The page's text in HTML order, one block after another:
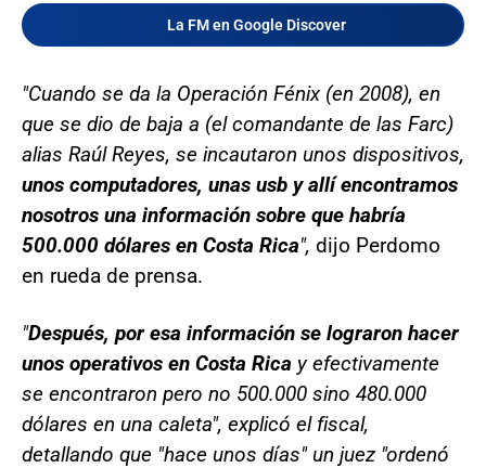
La FM en Google Discover
"Cuando se da la Operación Fénix (en 2008), en
que se dio de baja a (el comandante de las Farc)
alias Raúl Reyes, se incautaron unos dispositivos,
unos computadores, unas usb y allí encontramos
nosotros una información sobre que habría
500.000 dólares en Costa Rica", dijo Perdomo
en rueda de prensa.
"Después, por esa información se lograron hacer
unos operativos en Costa Rica y efectivamente
se encontraron pero no 500.000 sino 480.000
dólares en una caleta", explicó el fiscal,
detallando que "hace unos días" un juez "ordenó